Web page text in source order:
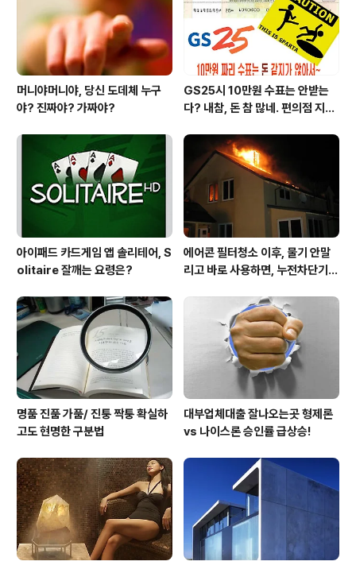
고 그것을 본 사람들이 이 링크에 들어와 뭔가 해 주길(구매
또는 상담신청 등등) 바라게 됩..
머니야머니야, 당신 도데체 누구
야? 진짜야? 가짜야?
GS25시 10만원 수표는 안받는
다? 내참, 돈 참 많네. 편의점 지에
지구만~
아이패드 카드게임 앱 솔리테어, S
olitaire 잘깨는 요령은?
에어콘 필터청소 이후, 물기 안말
리고 바로 사용하면, 누전차단기
명품 진품 가품/ 진퉁 짝퉁 확실하
고도 현명한 구분법
대부업체대출 잘나오는곳 형제론
vs 나이스론 승인률 급상승!